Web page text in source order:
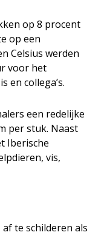
op 8 procent
op een
Celsius werden
voor het
en collega’s.
een redelijke
per stuk. Naast
Iberische
vis,
te schilderen als